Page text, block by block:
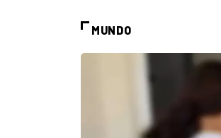
MUNDO